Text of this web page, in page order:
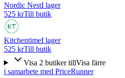
Nordic NestI lager
525 krTill butik
KitchentimeI lager
525 krTill butik
Visa 2 butiker tillVisa färre
i samarbete med PriceRunner